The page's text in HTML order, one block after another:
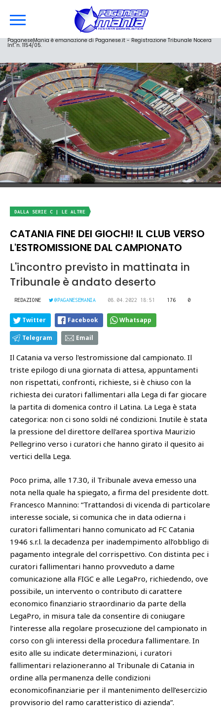
PaganeseMania è emanazione di Paganese.it - Registrazione Tribunale Nocera
Inf. n. 1154/05.
DALLA SERIE C | LE ALTRE
CATANIA FINE DEI GIOCHI! IL CLUB VERSO
L'ESTROMISSIONE DAL CAMPIONATO
L'incontro previsto in mattinata in
Tribunale è andato deserto
REDAZIONE @PAGANESEMANIA 08.04.2022 18:51 176 0
Twitter Facebook Whatsapp
Telegram Email
Il Catania va verso l'estromissione dal campionato. Il
triste epilogo di una giornata di attesa, appuntamenti
non rispettati, confronti, richieste, si è chiuso con la
richiesta dei curatori fallimentari alla Lega di far giocare
la partita di domenica contro il Latina. La Lega è stata
categorica: non ci sono soldi né condizioni. Inutile è stata
la pressione del direttore dell'area sportiva Maurizio
Pellegrino verso i curatori che hanno girato il quesito ai
vertici della Lega.
Poco prima, alle 17.30, il Tribunale aveva emesso una
nota nella quale ha spiegato, a firma del presidente dott.
Francesco Mannino: “Trattandosi di vicenda di particolare
interesse sociale, si comunica che in data odierna i
curatori fallimentari hanno comunicato ad FC Catania
1946 s.r.l. la decadenza per inadempimento all’obbligo di
pagamento integrale del corrispettivo. Con distinta pec i
curatori fallimentari hanno provveduto a dame
comunicazione alla FIGC e alle LegaPro, richiedendo, ove
possibile, un intervento o contributo di carattere
economico finanziario straordinario da parte della
LegaPro, in misura tale da consentire di coniugare
l’interesse alla regolare prosecuzione del campionato in
corso con gli interessi della procedura fallimentare. In
esito alle su indicate determinazioni, i curatori
fallimentari relazioneranno al Tribunale di Catania in
ordine alla permanenza delle condizioni
economicofinanziarie per il mantenimento dell’esercizio
provvisorio del ramo caratteristico di azienda”.